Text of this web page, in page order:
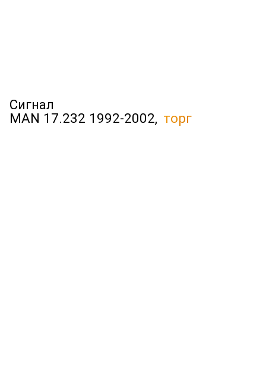
Сигнал
MAN 17.232 1992-2002, торг